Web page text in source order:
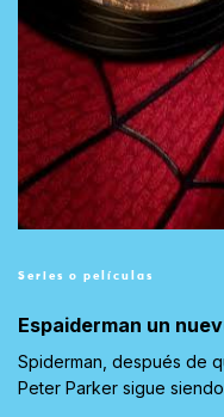
Series o películas
Espaiderman un
Spiderman, después de
Peter Parker sigue